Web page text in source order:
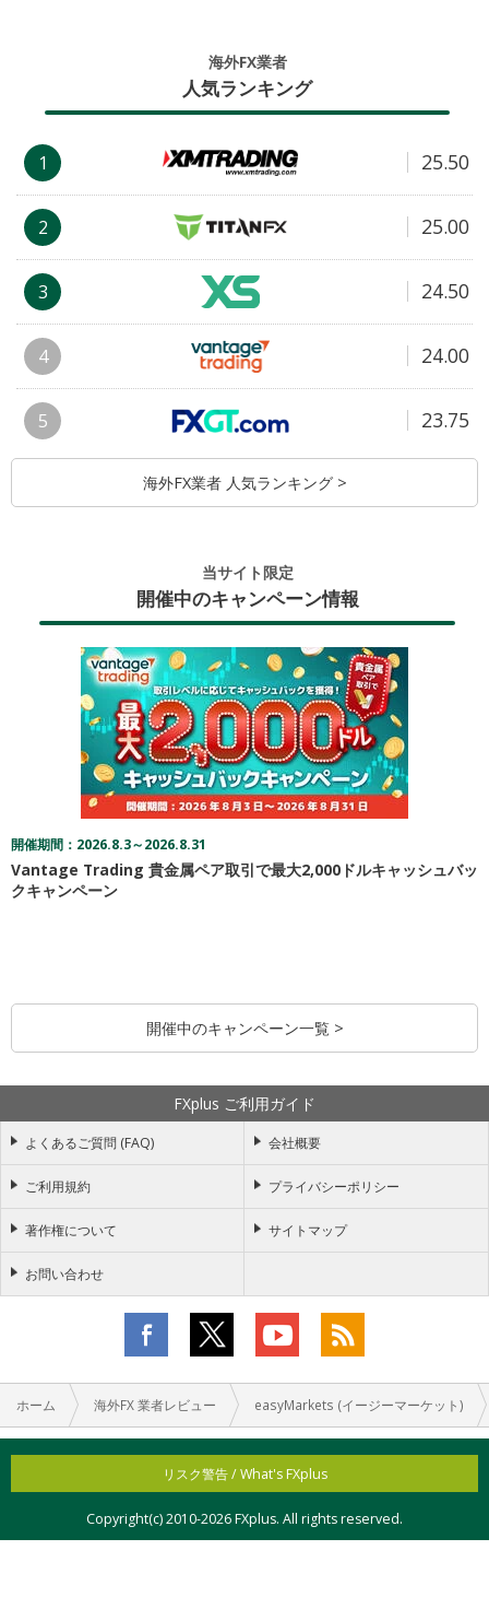
ホーム 海外FX 業者レビュー easyMarkets (イージーマーケット)
海外FX業者
人気ランキング
1 25.50
2 25.00
3 24.50
4 24.00
5 23.75
海外FX業者 人気ランキング >
当サイト限定
開催中のキャンペーン情報
開催期間：2026.8.3～2026.8.31
Vantage Trading 貴金属ペア取引で最大2,000ドルキャッシュバッ
クキャンペーン
開催中のキャンペーン一覧 >
FXplus ご利用ガイド
よくあるご質問 (FAQ) 会社概要
ご利用規約 プライバシーポリシー
著作権について サイトマップ
お問い合わせ
リスク警告 / What's FXplus
Copyright(c) 2010-2026 FXplus. All rights reserved.